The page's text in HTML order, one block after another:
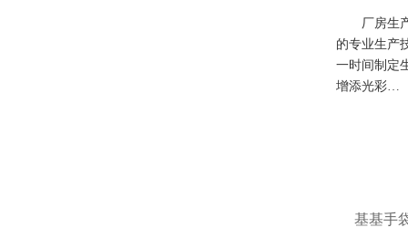
厂房生
的专业生产
一时间制定
增添光彩…
基基手